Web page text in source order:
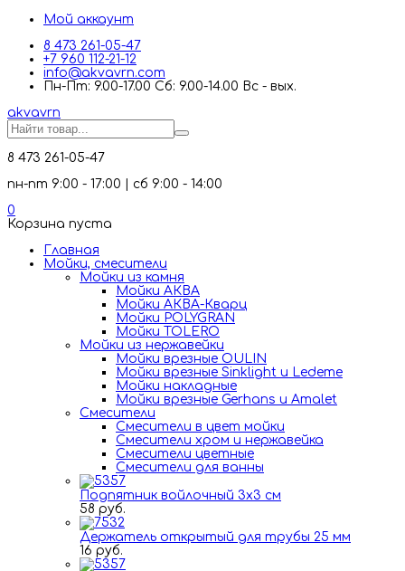
Мой аккаунт
8 473 261-05-47
+7 960 112-21-12
info@akvavrn.com
Пн-Пт: 9.00-17.00 Сб: 9.00-14.00 Вс - вых.
akvavrn
8 473 261-05-47
пн-пт 9:00 - 17:00 | сб 9:00 - 14:00
0
Корзина пуста
Главная
Мойки, смесители
Mойки из камня
Мойки АКВА
Мойки АКВА-Кварц
Мойки POLYGRAN
Мойки TOLERO
Мойки из нержавейки
Мойки врезные OULIN
Мойки врезные Sinklight и Ledeme
Мойки накладные
Мойки врезные Gerhans и Amalet
Смесители
Смесители в цвет мойки
Смесители хром и нержавейка
Смесители цветные
Смесители для ванны
Подпятник войлочный 3х3 см
58 руб.
Держатель открытый для трубы 25 мм
16 руб.